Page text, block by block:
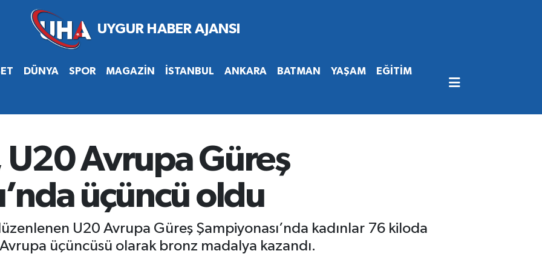
DÜNYA SPOR MAGAZİN İSTANBUL ANKARA BATMAN YAŞAM EĞİTİM
U20 Avrupa Güreş
üçüncü oldu
U20 Avrupa Güreş Şampiyonası’nda kadınlar 76 kiloda
üçüncüsü olarak bronz madalya kazandı.